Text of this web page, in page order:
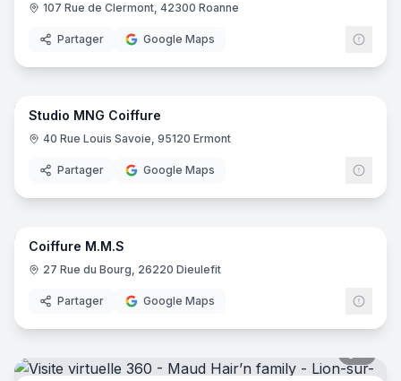
107 Rue de Clermont, 42300 Roanne
Partager Google Maps
7
Studio MNG Coiffure
40 Rue Louis Savoie, 95120 Ermont
Partager Google Maps
8
Coiffure M.M.S
27 Rue du Bourg, 26220 Dieulefit‎
Partager Google Maps